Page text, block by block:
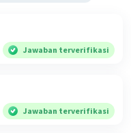
Jawaban terverifikasi
Jawaban terverifikasi